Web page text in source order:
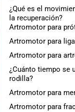
¿Qué es el
la recuperación?
Artromotor para
Artromotor para
Artromotor para
¿Cuánto tiempo se
rodilla?
Artromotor para
Artromotor para